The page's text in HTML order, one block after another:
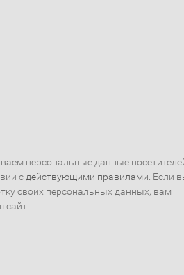
персональные данные
с действующими правилами . Если
своих персональных данных, вам
сайт.